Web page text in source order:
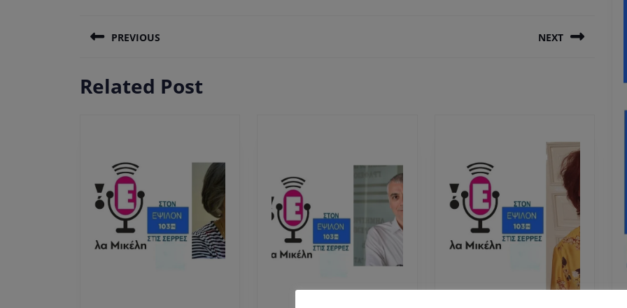
άρθρων
PREVIOUS
post:
NEXT
Related Post